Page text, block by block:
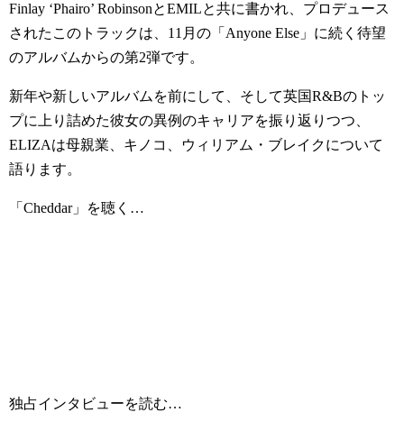
Finlay ‘Phairo’ RobinsonとEMILと共に書かれ、プロデュース
されたこのトラックは、11月の「Anyone Else」に続く待望
のアルバムからの第2弾です。
新年や新しいアルバムを前にして、そして英国R&Bのトッ
プに上り詰めた彼女の異例のキャリアを振り返りつつ、
ELIZAは母親業、キノコ、ウィリアム・ブレイクについて
語ります。
「Cheddar」を聴く…
独占インタビューを読む…